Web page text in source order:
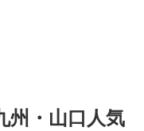
州・山口人気観光地ランキ
州・山口人気